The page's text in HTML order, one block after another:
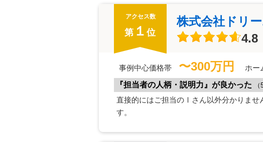
アクセス数
第 １ 位
株式会社ドリ
4.8
事例中心価格帯 〜300万円 ホー
『担当者の人柄・説明力』が良かった
直接的にはご担当のⅠさん以外分かりませ
す。